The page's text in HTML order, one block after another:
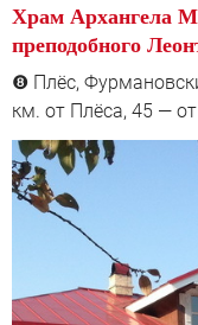
Храм Архангела
преподобного
❽ Плёс,
км. от Плёса, 45 —